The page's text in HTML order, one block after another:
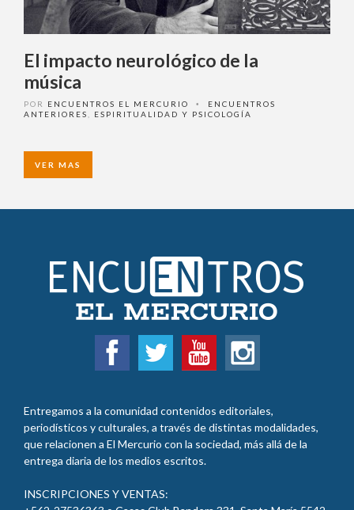
El impacto neurológico de la
música
POR ENCUENTROS EL MERCURIO •
ENCUENTROS
ANTERIORES
ESPIRITUALIDAD Y PSICOLOGÍA
VER MAS
Entregamos a la comunidad contenidos editoriales,
periodísticos y culturales, a través de distintas modalidades,
que relacionen a El Mercurio con la sociedad, más allá de la
entrega diaria de los medios escritos.
INSCRIPCIONES Y VENTAS: